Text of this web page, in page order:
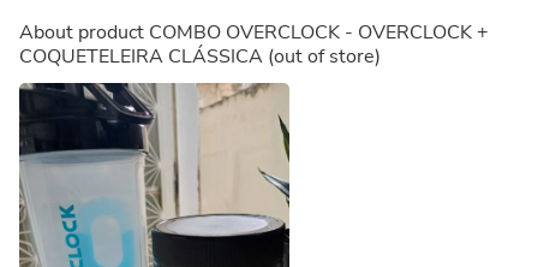
About product COMBO OVERCLOCK - OVERCLOCK +
COQUETELEIRA CLÁSSICA (out of store)